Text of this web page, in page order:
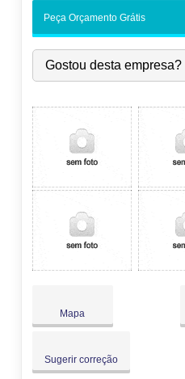
-
Qua:
09:00-18:00
Qui:
09:00-18:00
●
Sáb:
Fechado
Dom:
Fechado
Peça Orçamento Grátis
Gostou desta empresa?
Mapa
Sugerir correção